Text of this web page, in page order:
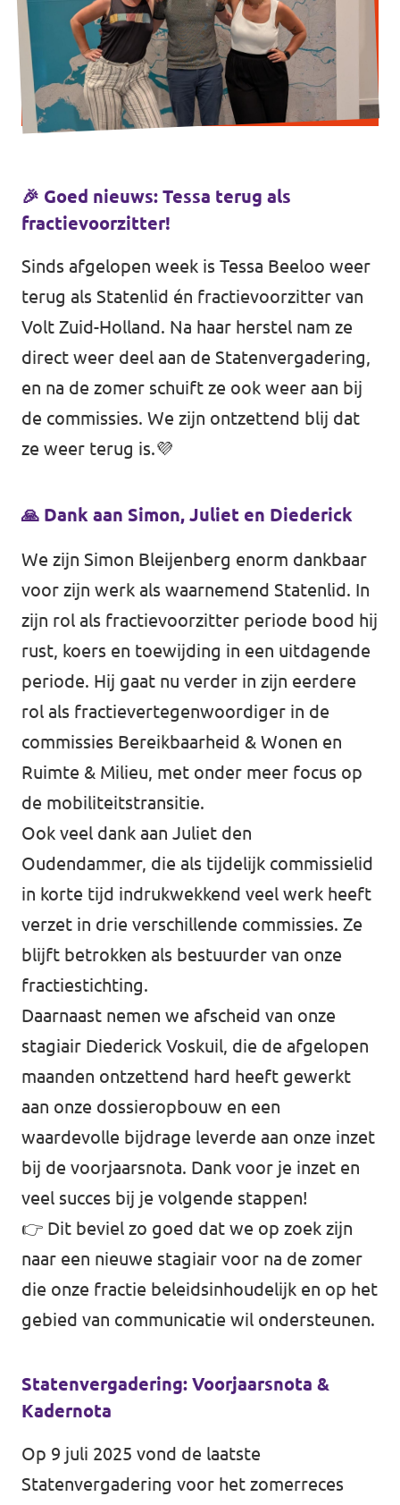
Bestuur Rotterdam Zuid-Holland Zuid
Vacatures
🎉 Goed nieuws: Tessa terug als
fractievoorzitter!
Sinds afgelopen week is Tessa Beeloo weer
terug als Statenlid én fractievoorzitter van
Volt Zuid-Holland. Na haar herstel nam ze
direct weer deel aan de Statenvergadering,
en na de zomer schuift ze ook weer aan bij
de commissies. We zijn ontzettend blij dat
ze weer terug is.💜
🙏 Dank aan Simon, Juliet en Diederick
We zijn Simon Bleijenberg enorm dankbaar
voor zijn werk als waarnemend Statenlid. In
zijn rol als fractievoorzitter periode bood hij
rust, koers en toewijding in een uitdagende
periode. Hij gaat nu verder in zijn eerdere
rol als fractievertegenwoordiger in de
commissies Bereikbaarheid & Wonen en
Ruimte & Milieu, met onder meer focus op
de mobiliteitstransitie.
Ook veel dank aan Juliet den
Oudendammer, die als tijdelijk commissielid
in korte tijd indrukwekkend veel werk heeft
verzet in drie verschillende commissies. Ze
blijft betrokken als bestuurder van onze
fractiestichting.
Daarnaast nemen we afscheid van onze
stagiair Diederick Voskuil, die de afgelopen
maanden ontzettend hard heeft gewerkt
aan onze dossieropbouw en een
waardevolle bijdrage leverde aan onze inzet
bij de voorjaarsnota. Dank voor je inzet en
veel succes bij je volgende stappen!
👉 Dit beviel zo goed dat we op zoek zijn
naar een nieuwe stagiair voor na de zomer
die onze fractie beleidsinhoudelijk en op het
gebied van communicatie wil ondersteunen.
Statenvergadering: Voorjaarsnota &
Kadernota
Op 9 juli 2025 vond de laatste
Statenvergadering voor het zomerreces